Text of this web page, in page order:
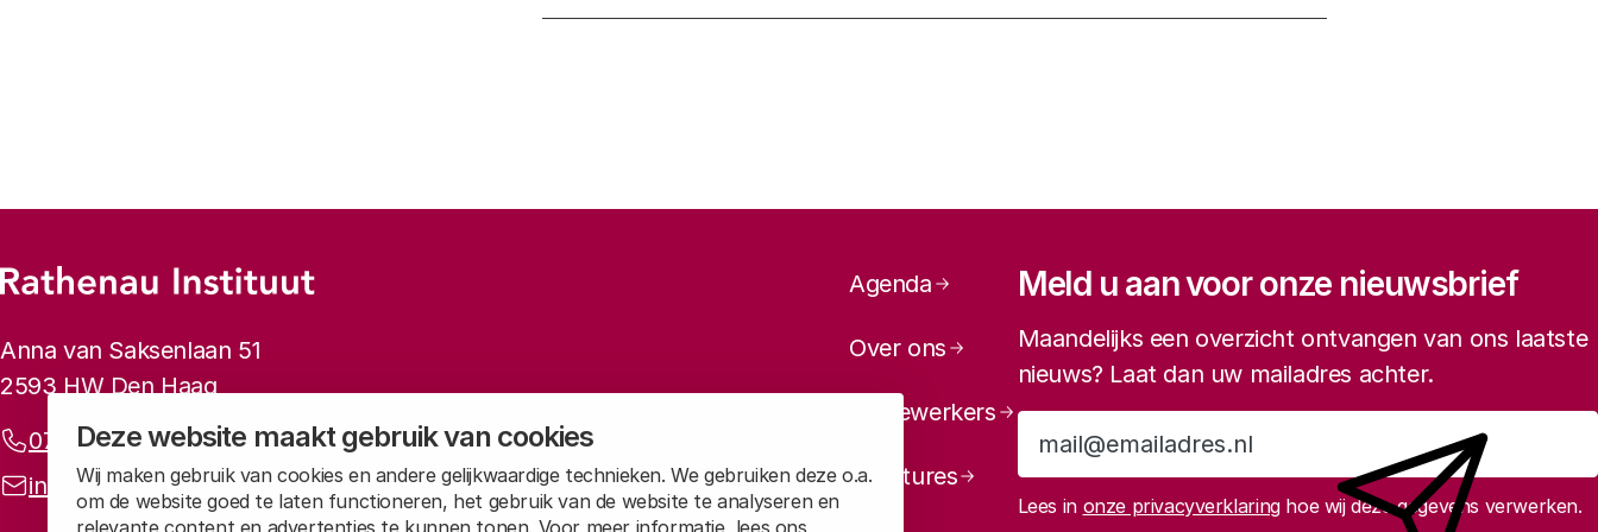
Deze website maakt gebruik van cookies
Wij maken gebruik van cookies en andere gelijkwaardige technieken. We gebruiken deze o.a.
om de website goed te laten functioneren, het gebruik van de website te analyseren en
relevante content en advertenties te kunnen tonen. Voor meer informatie, lees ons
Footer-menu
Rathenau logo, naar de homepage
Contactinformatie
Anna van Saksenlaan 51
2593 HW Den Haag
Telefoonnummer:
070 34 21 5 42
E-mailadres:
info@rathenau.nl
Paginanavigatie
Agenda
Over ons
Medewerkers
Vacatures
Meld u aan voor onze nieuwsbrief
Maandelijks een overzicht ontvangen van ons laatste
nieuws? Laat dan uw mailadres achter.
Aanmelden
Lees in onze privacyverklaringhoe wij deze gegevens verwerken.